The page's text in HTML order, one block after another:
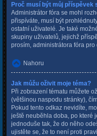
Proč musí být můj příspěvek
Administrátor fóra se mohl
přispíváte, musí být
ostatní uživatelé. Je také
skupiny uživatelů, jejichž
prosím, administrátora fóra pro
Nahoru
Jak můžu oživit moje téma?
Při zobrazení tématu můžete
(většinou naspodu stránky),
Pokud tento odkaz nevidíte,
ještě neuběhla doba, po které
jednoduše tak, že do něho
ujistěte se, že to není proti